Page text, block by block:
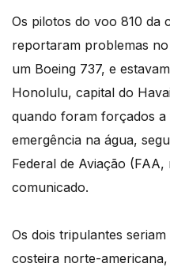
Os pilotos do voo 810 da
reportaram problemas
um Boeing 737, e
Honolulu, capital do
quando foram forçados a
emergência na água,
Federal de Aviação
comunicado.
Os dois tripulantes
costeira norte-